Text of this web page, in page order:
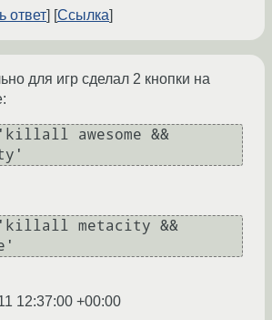
ответ
Ссылка
для игр сделал 2 кнопки на
awesome &&
metacity &&
12:37:00 +00:00